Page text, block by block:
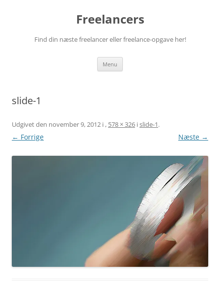
Freelancers
Find din næste freelancer eller freelance-opgave her!
Menu
slide-1
Udgivet den november 9, 2012 i , 578 × 326 islide-1.
← Forrige Næste →